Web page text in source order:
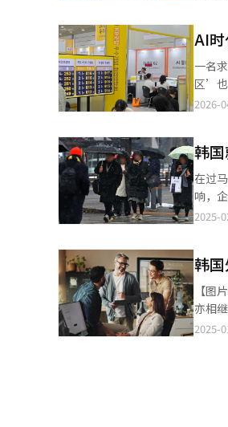
业培
后，通过AI职
引入，
告的
可以利用AI来协助撰
性别
少不公正的
回答
务。 就业劳动部就业支持政策官调正淑表示：“基于AI的就业服务将为求职者提供个性化的就业路径，为企业连接合
适的
AI
一名求
区’也
已有99人排队等待。 在解决方案区
业招聘
个平
力成
2026-
韩
在过马路的上班
响，企业
面向
（17.1%）增加2.7个
缩减招聘
表示“
导致
中，
2025-
韩
【图片提供
亦相继涌现
才设
2025-